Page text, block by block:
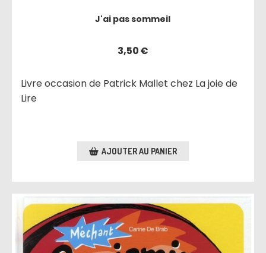
J'ai pas sommeil
3,50€
Livre occasion de Patrick Mallet chez La joie de
Lire
AJOUTER AU PANIER